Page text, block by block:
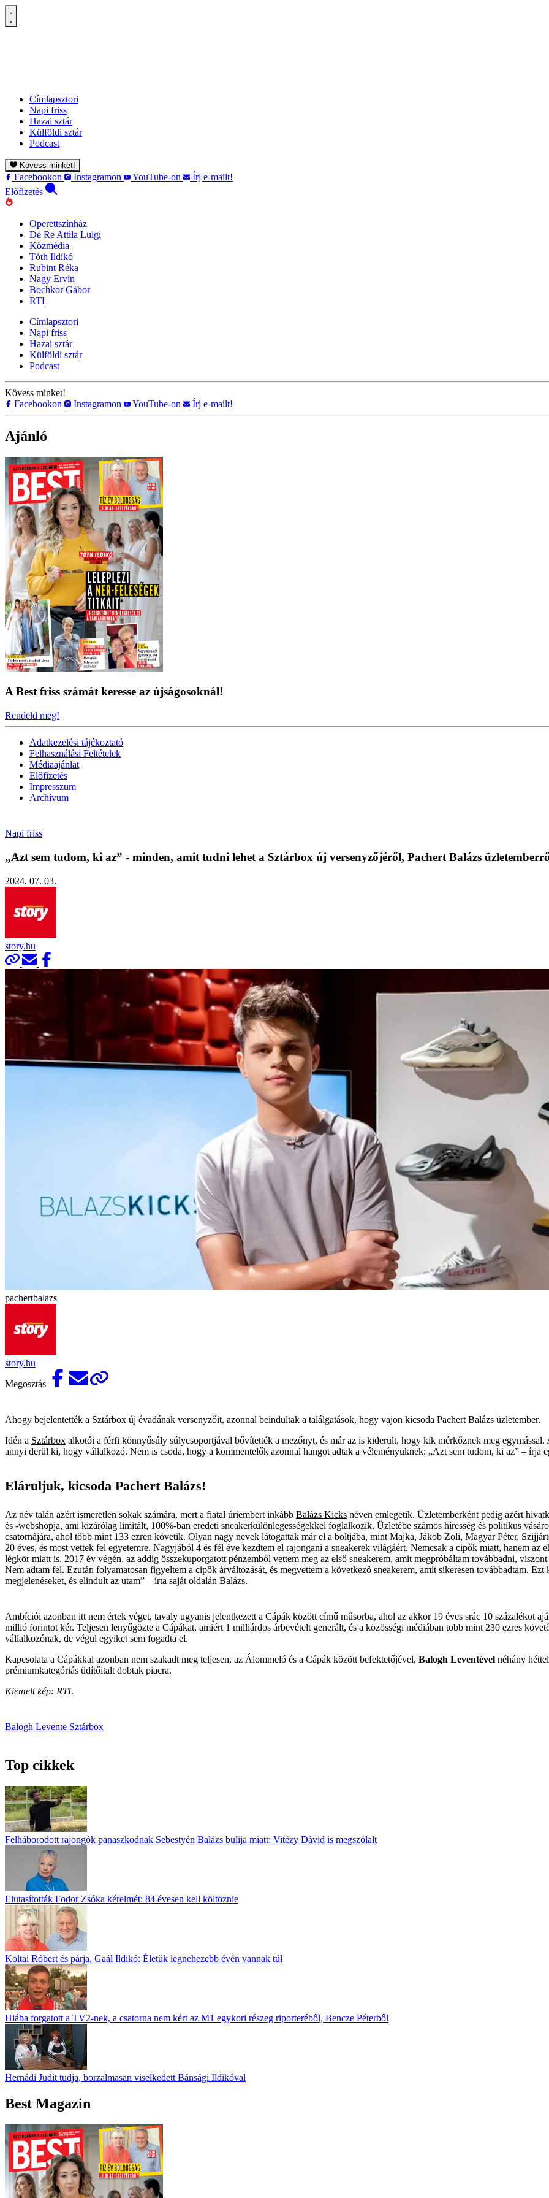
Címlapsztori
Napi friss
Hazai sztár
Külföldi sztár
Podcast
Kövess minket!
Facebookon Instagramon YouTube-on
Írj e-mailt!
Előfizetés
Operettszínház
De Re Attila Luigi
Közmédia
Tóth Ildikó
Rubint Réka
Nagy Ervin
Bochkor Gábor
RTL
Címlapsztori
Napi friss
Hazai sztár
Külföldi sztár
Podcast
Kövess minket!
Facebookon
Instagramon YouTube-on Írj e-mailt!
Ajánló
A Best friss számát keresse az újságosoknál!
Rendeld meg!
Adatkezelési tájékoztató
Felhasználási Feltételek
Médiaajánlat
Előfizetés
Impresszum
Archívum
Napi friss
„Azt sem tudom, ki az” - minden, amit tudni lehet a Sztárbox új versenyzőjéről, Pachert Balázs
2024. 07. 03.
story.hu
pachertbalazs
story.hu
Megosztás
Ahogy bejelentették a Sztárbox új évadának versenyzőit, azonnal beindultak a találgatások, hogy vajon kicsoda Pachert Balázs üzletember.
Idén a Sztárbox alkotói a férfi könnyűsúly súlycsoportjával bővítették a mezőnyt, és már az is kiderült, hogy kik mérkőznek meg
annyi derül ki, hogy vállalkozó. Nem is csoda, hogy a kommentelők azonnal hangot adtak a véleményüknek: „Azt sem tudom, ki az” – írja
Eláruljuk, kicsoda Pachert Balázs!
Az név talán azért ismeretlen sokak számára, mert a fiatal úriembert inkább Balázs Kicks néven emlegetik. Üzletemberként pedig azért
és -webshopja, ami kizárólag limitált, 100%-ban eredeti sneakerkülönlegességekkel foglalkozik. Üzletébe számos híresség és politikus
csatornájára, ahol több mint 133 ezren követik. Olyan nagy nevek látogattak már el a boltjába, mint Majka, Jákob Zoli, Magyar Péter,
20 éves, és most vettek fel egyetemre. Nagyjából 4 és fél éve kezdtem el rajongani a sneakerek világáért. Nemcsak a cipők miatt, hanem
légkör miatt is. 2017 év végén, az addig összekuporgatott pénzemből vettem meg az első sneakerem, amit megpróbáltam továbbadni,
Nem adtam fel. Ezután folyamatosan figyeltem a cipők árváltozását, és megvettem a következő sneakerem, amit sikeresen továbbadtam.
megjelenéseket, és elindult az utam” – írta saját oldalán Balázs.
Ambíciói azonban itt nem értek véget, tavaly ugyanis jelentkezett a Cápák között című műsorba, ahol az akkor 19 éves srác 10 százalékot
millió forintot kér. Teljesen lenyűgözte a Cápákat, amiért 1 milliárdos árbevételt generált, és a közösségi médiában több mint 230 ezres
vállalkozónak, de végül egyiket sem fogadta el.
Kapcsolata a Cápákkal azonban nem szakadt meg teljesen, az Álommeló és a Cápák között befektetőjével, Balogh Leventével néhány
prémiumkategóriás üdítőitalt dobtak piacra.
Kiemelt kép: RTL
Balogh Levente Sztárbox
Top cikkek
Felháborodott rajongók panaszkodnak Sebestyén Balázs bulija miatt: Vitézy Dávid is megszólalt
Elutasították Fodor Zsóka kérelmét: 84 évesen kell költöznie
Koltai Róbert és párja, Gaál Ildikó: Életük legnehezebb évén vannak túl
Hiába forgatott a TV2-nek, a csatorna nem kért az M1 egykori részeg riporteréből, Bencze Péterből
Hernádi Judit tudja, borzalmasan viselkedett Bánsági Ildikóval
Best Magazin